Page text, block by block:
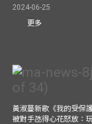
2024-06-25
更多
黃淑蔓新歌《我的受保
被對手氹得心花怒放：